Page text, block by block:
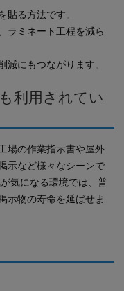
貼る方法です。
ラミネート工程を減ら
減にもつながります。
利用されてい
場の作業指示書や屋外
示など様々なシーンで
気になる環境では、普
示物の寿命を延ばせま